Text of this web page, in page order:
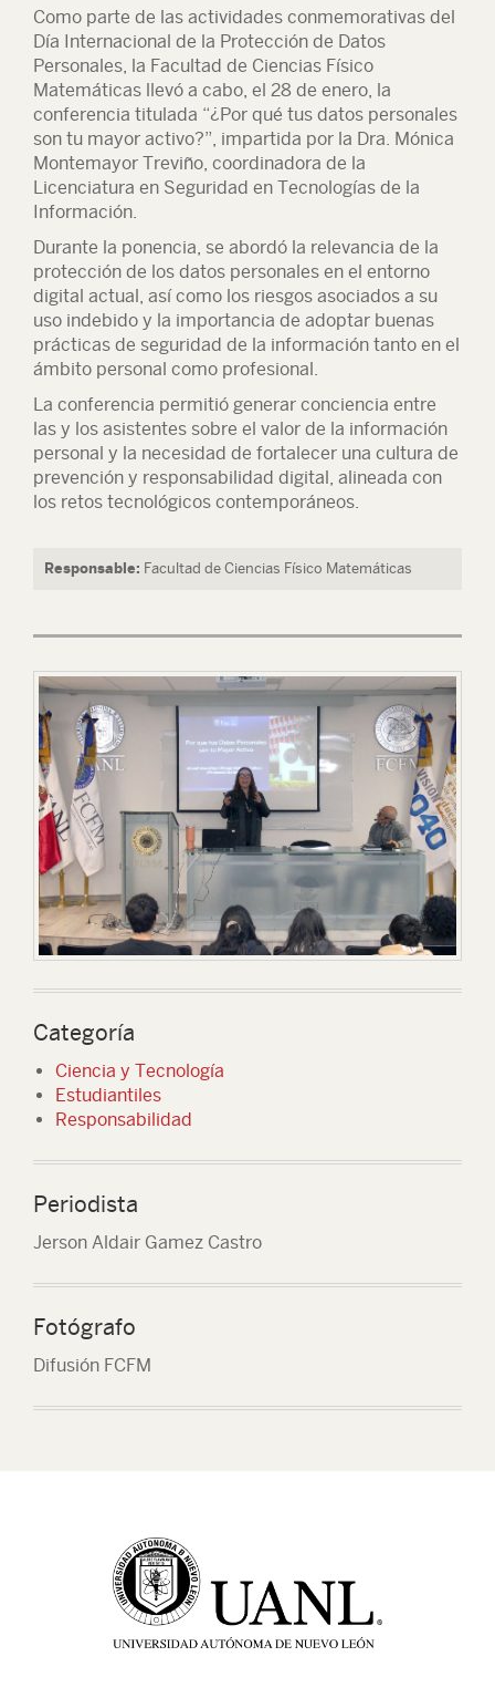
Como parte de las actividades conmemorativas del
Día Internacional de la Protección de Datos
Personales, la Facultad de Ciencias Físico
Matemáticas llevó a cabo, el 28 de enero, la
conferencia titulada “¿Por qué tus datos personales
son tu mayor activo?”, impartida por la Dra. Mónica
Montemayor Treviño, coordinadora de la
Licenciatura en Seguridad en Tecnologías de la
Información.
Durante la ponencia, se abordó la relevancia de la
protección de los datos personales en el entorno
digital actual, así como los riesgos asociados a su
uso indebido y la importancia de adoptar buenas
prácticas de seguridad de la información tanto en el
ámbito personal como profesional.
La conferencia permitió generar conciencia entre
las y los asistentes sobre el valor de la información
personal y la necesidad de fortalecer una cultura de
prevención y responsabilidad digital, alineada con
los retos tecnológicos contemporáneos.
Responsable: Facultad de Ciencias Físico Matemáticas
Categoría
Ciencia y Tecnología
Estudiantiles
Responsabilidad
Periodista
Jerson Aldair Gamez Castro
Fotógrafo
Difusión FCFM